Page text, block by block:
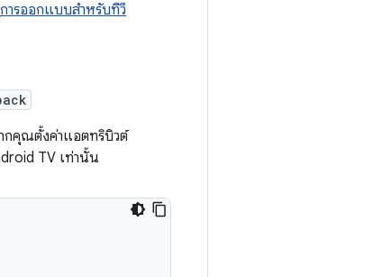
การออกแบบสำหรับทีวี
กคุณตั้งค่าแอตทริบิวต์
TV เท่านั้น